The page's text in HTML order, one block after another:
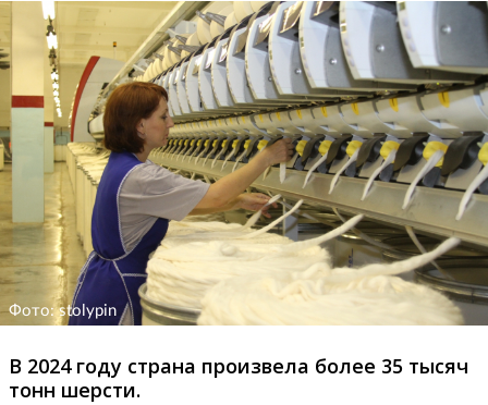
Фото: stolypin
В 2024 году страна произвела более 35 тысяч
тонн шерсти.